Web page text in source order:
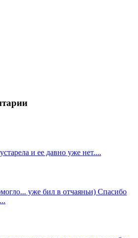
и ее давно уже нет....
уже бил в отчаяньи) Спасибо